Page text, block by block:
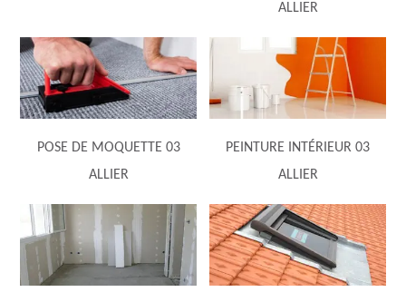
ALLIER
POSE DE MOQUETTE 03
ALLIER
PEINTURE INTÉRIEUR 03
ALLIER